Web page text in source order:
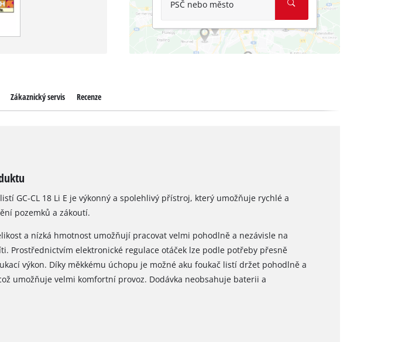
PSČ nebo město
Zákaznický servis Recenze
GC-CL 18 Li E je výkonný a spolehlivý přístroj, který umožňuje rychlé a
pozemků a zákoutí.
a nízká hmotnost umožňují pracovat velmi pohodlně a nezávisle na
Prostřednictvím elektronické regulace otáček lze podle potřeby přesně
výkon. Díky měkkému úchopu je možné aku foukač listí držet pohodlně a
umožňuje velmi komfortní provoz. Dodávka neobsahuje baterii a